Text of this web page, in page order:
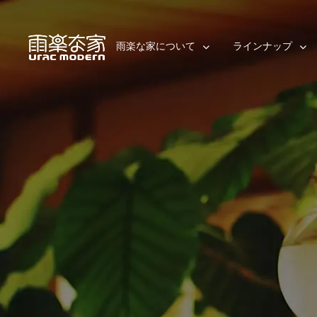
雨楽な家について ラインナップ